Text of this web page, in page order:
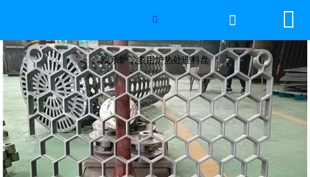
网站首页
2026年国际足联世界杯
产品中心
服务优势
新闻资讯

欧系炉，多用炉热处理料盘
 
欧系炉，多用炉热处理料盘